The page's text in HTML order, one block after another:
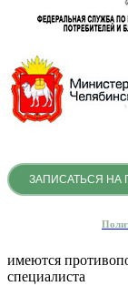
ЗАПИСАТЬСЯ НА
имеются
специалиста